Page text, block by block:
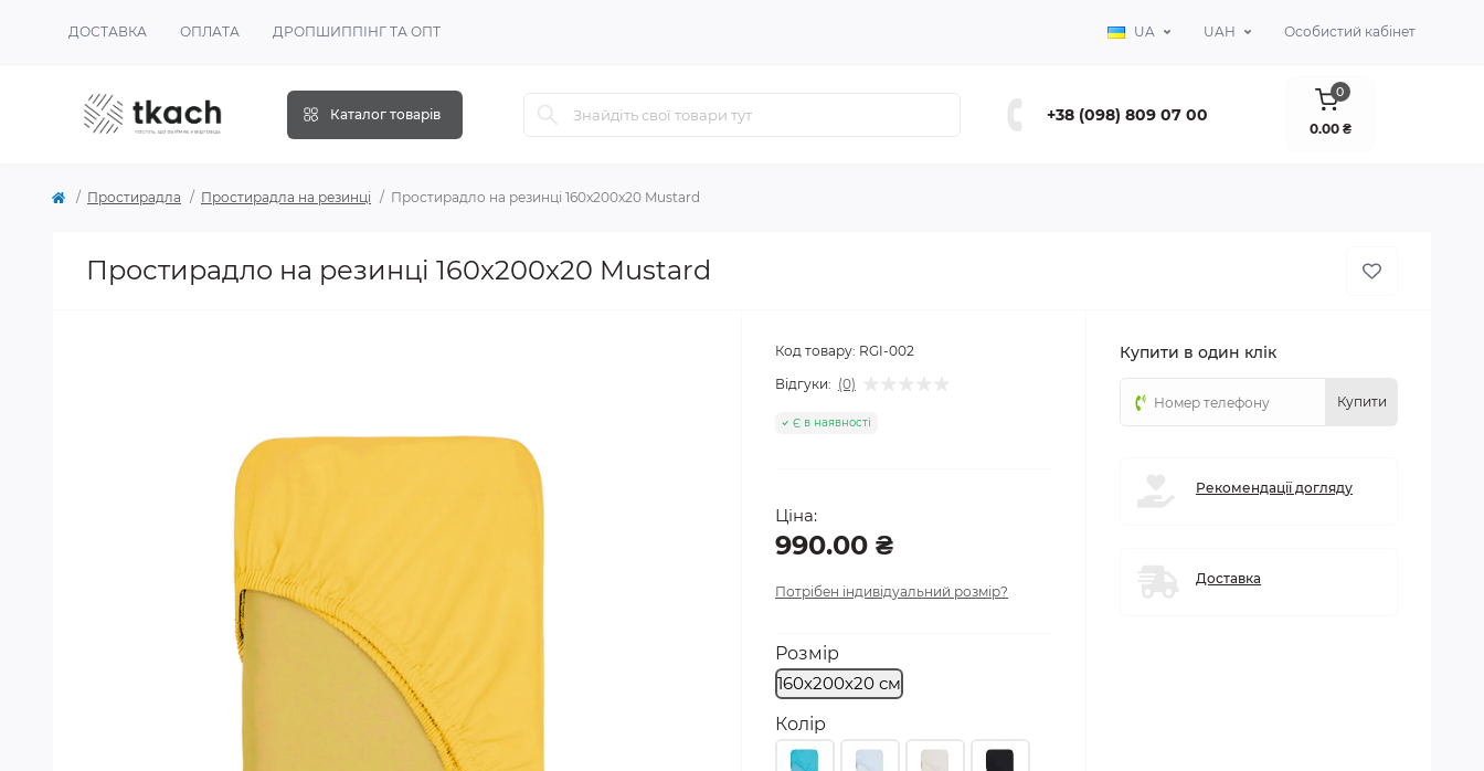
ДОСТАВКА ОПЛАТА ДРОПШИППІНГ ТА ОПТ UA UAH Особистий кабінет
Каталог товарів +38 (098) 809 07 00
0
0.00 ₴
Простирадла Простирадла на резинці Простирадло на резинці 160x200x20 Mustard
Простирадло на резинці 160x200x20 Mustard
Код товару: RGI-002
Відгуки: (0)
Є в наявності
Ціна:
990.00 ₴
Потрібен індивідуальний розмір?
Розмір
160х200х20 см
Колір
Купити в один клік
Купити
Рекомендації догляду
Доставка